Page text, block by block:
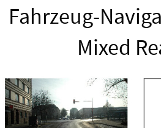
Fahrzeug-
Mixed